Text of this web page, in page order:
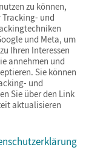
zu lesen, ist
ist.
und
zu können,
und
und Meta, um
Ihren Interessen
annehmen und
Sie können
und
Sie über den Link
aktualisieren